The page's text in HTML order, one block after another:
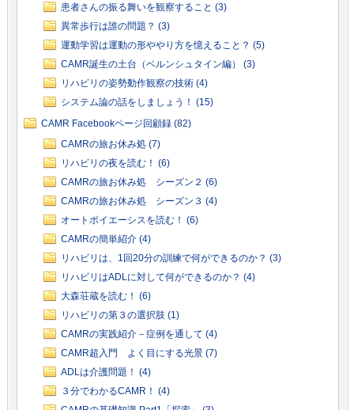
患者さんの振る舞いを観察すること (3)
異常歩行は誰の問題？ (3)
運動学習は運動の形ややり方を憶えること？ (5)
CAMR誕生の土台（ベルンシュタイン編） (3)
リハビリの姿勢動作観察の技術 (4)
システム論の話をしましょう！ (15)
CAMR Facebookページ回顧録 (82)
CAMRの旅お休み処 (7)
リハビリの夜を読む！ (6)
CAMRの旅お休み処 シーズン２ (6)
CAMRの旅お休み処 シーズン３ (4)
オートポイエーシスを読む！ (6)
CAMRの簡単紹介 (4)
リハビリは、1回20分の訓練で何ができるのか？ (3)
リハビリはADLに対して何ができるのか？ (4)
大森荘蔵を読む！ (6)
リハビリの第３の選択肢 (1)
CAMRの実践紹介－症例を通して (4)
CAMR超入門 よく目にする光景 (7)
ADLは介護問題！ (4)
３分でわかるCAMR！ (4)